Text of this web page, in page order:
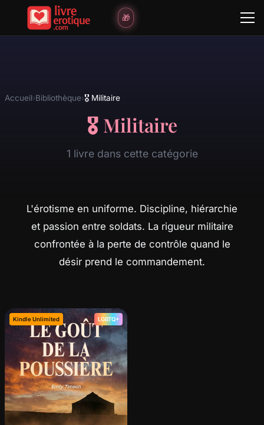
🎁
Accueil›Bibliothèque›🎖️ Militaire
🎖️ Militaire
1 livre dans cette catégorie
L'érotisme en uniforme. Discipline, hiérarchie
et passion entre soldats. La rigueur militaire
confrontée à la perte de contrôle quand le
désir prend le commandement.
Kindle Unlimited LGBTQ+